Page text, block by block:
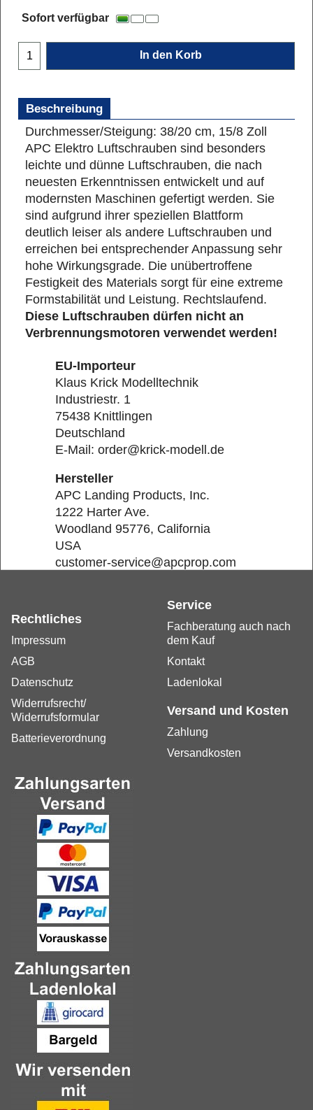
Sofort verfügbar
In den Korb
Beschreibung
Durchmesser/Steigung: 38/20 cm, 15/8 Zoll
APC Elektro Luftschrauben sind besonders
leichte und dünne Luftschrauben, die nach
neuesten Erkenntnissen entwickelt und auf
modernsten Maschinen gefertigt werden. Sie
sind aufgrund ihrer speziellen Blattform
deutlich leiser als andere Luftschrauben und
erreichen bei entsprechender Anpassung sehr
hohe Wirkungsgrade. Die unübertroffene
Festigkeit des Materials sorgt für eine extreme
Formstabilität und Leistung. Rechtslaufend.
Diese Luftschrauben dürfen nicht an
Verbrennungsmotoren verwendet werden!
EU-Importeur
Klaus Krick Modelltechnik
Industriestr. 1
75438 Knittlingen
Deutschland
E-Mail: order@krick-modell.de
Hersteller
APC Landing Products, Inc.
1222 Harter Ave.
Woodland 95776, California
USA
customer-service@apcprop.com
Service
Fachberatung auch nach
dem Kauf
Kontakt
Ladenlokal
Rechtliches
Impressum
AGB
Datenschutz
Widerrufsrecht/
Widerrufsformular
Batterieverordnung
Versand und Kosten
Zahlung
Versandkosten